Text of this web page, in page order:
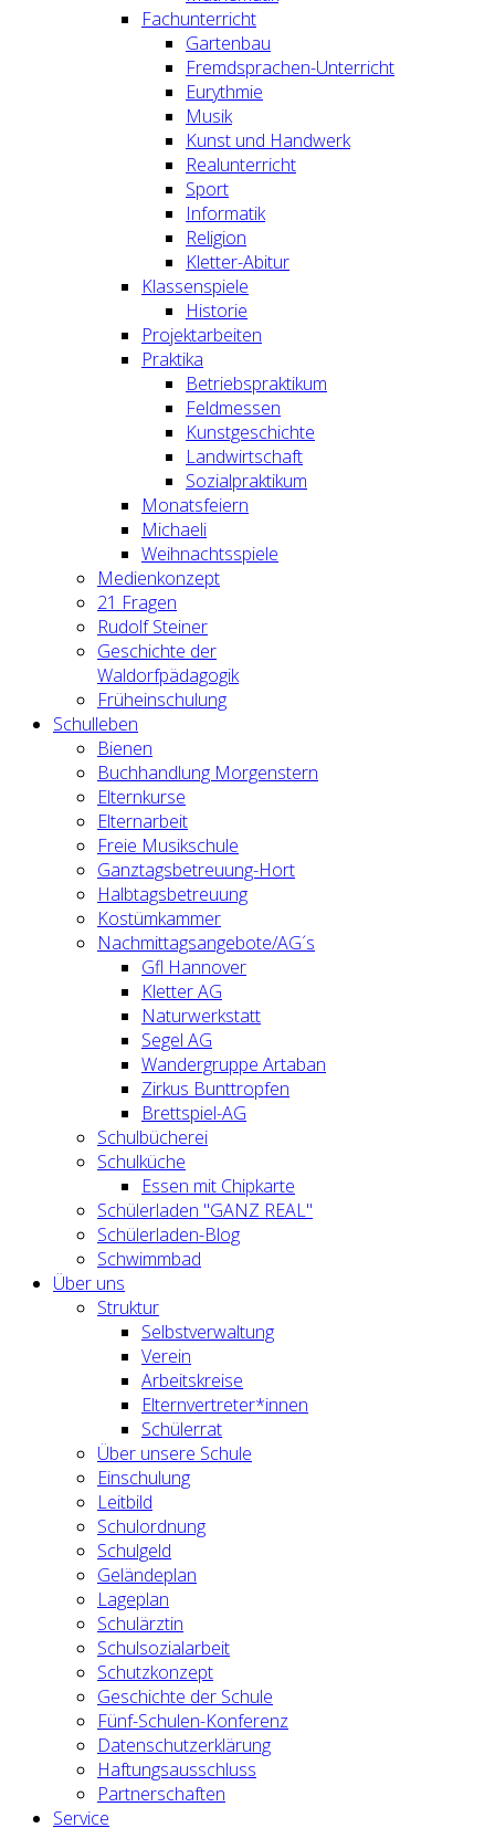
Fachunterricht
Gartenbau
Fremdsprachen-Unterricht
Eurythmie
Musik
Kunst und Handwerk
Realunterricht
Sport
Informatik
Religion
Kletter-Abitur
Klassenspiele
Historie
Projektarbeiten
Praktika
Betriebspraktikum
Feldmessen
Kunstgeschichte
Landwirtschaft
Sozialpraktikum
Monatsfeiern
Michaeli
Weihnachtsspiele
Medienkonzept
21 Fragen
Rudolf Steiner
Geschichte der
Waldorfpädagogik
Früheinschulung
Schulleben
Bienen
Buchhandlung Morgenstern
Elternkurse
Elternarbeit
Freie Musikschule
Ganztagsbetreuung-Hort
Halbtagsbetreuung
Kostümkammer
Nachmittagsangebote/AG´s
Gfl Hannover
Kletter AG
Naturwerkstatt
Segel AG
Wandergruppe Artaban
Zirkus Bunttropfen
Brettspiel-AG
Schulbücherei
Schulküche
Essen mit Chipkarte
Schülerladen "GANZ REAL"
Schülerladen-Blog
Schwimmbad
Über uns
Struktur
Selbstverwaltung
Verein
Arbeitskreise
Elternvertreter*innen
Schülerrat
Über unsere Schule
Einschulung
Leitbild
Schulordnung
Schulgeld
Geländeplan
Lageplan
Schulärztin
Schulsozialarbeit
Schutzkonzept
Geschichte der Schule
Fünf-Schulen-Konferenz
Datenschutzerklärung
Haftungsausschluss
Partnerschaften
Service